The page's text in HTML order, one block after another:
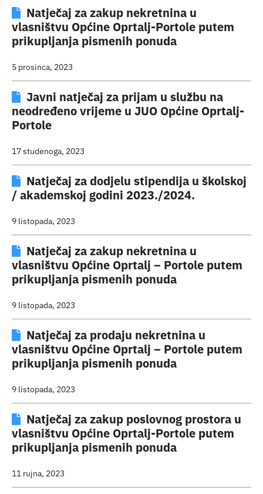
Turistička ponuda
Događaji
Natječaj za zakup nekretnina u
vlasništvu Općine Oprtalj-Portole putem
prikupljanja pismenih ponuda
5 prosinca, 2023
Javni natječaj za prijam u službu na
neodređeno vrijeme u JUO Općine Oprtalj-
Portole
17 studenoga, 2023
Natječaj za dodjelu stipendija u školskoj
/ akademskoj godini 2023./2024.
9 listopada, 2023
Natječaj za zakup nekretnina u
vlasništvu Općine Oprtalj – Portole putem
prikupljanja pismenih ponuda
9 listopada, 2023
Natječaj za prodaju nekretnina u
vlasništvu Općine Oprtalj – Portole putem
prikupljanja pismenih ponuda
9 listopada, 2023
Natječaj za zakup poslovnog prostora u
vlasništvu Općine Oprtalj-Portole putem
prikupljanja pismenih ponuda
11 rujna, 2023